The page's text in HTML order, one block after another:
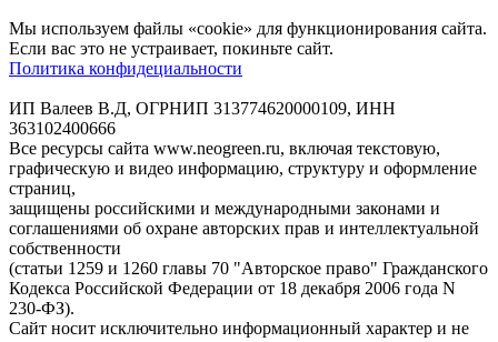
Мы используем файлы «cookie» для функционирования сайта.
Если вас это не устраивает, покиньте сайт.
Политика конфидециальности
ИП Валеев В.Д, ОГРНИП 313774620000109, ИНН
363102400666
Все ресурсы сайта www.neogreen.ru, включая текстовую,
графическую и видео информацию, структуру и оформление
страниц,
защищены российскими и международными законами и
соглашениями об охране авторских прав и интеллектуальной
собственности
(статьи 1259 и 1260 главы 70 "Авторское право" Гражданского
Кодекса Российской Федерации от 18 декабря 2006 года N
230-ФЗ).
Сайт носит исключительно информационный характер и не